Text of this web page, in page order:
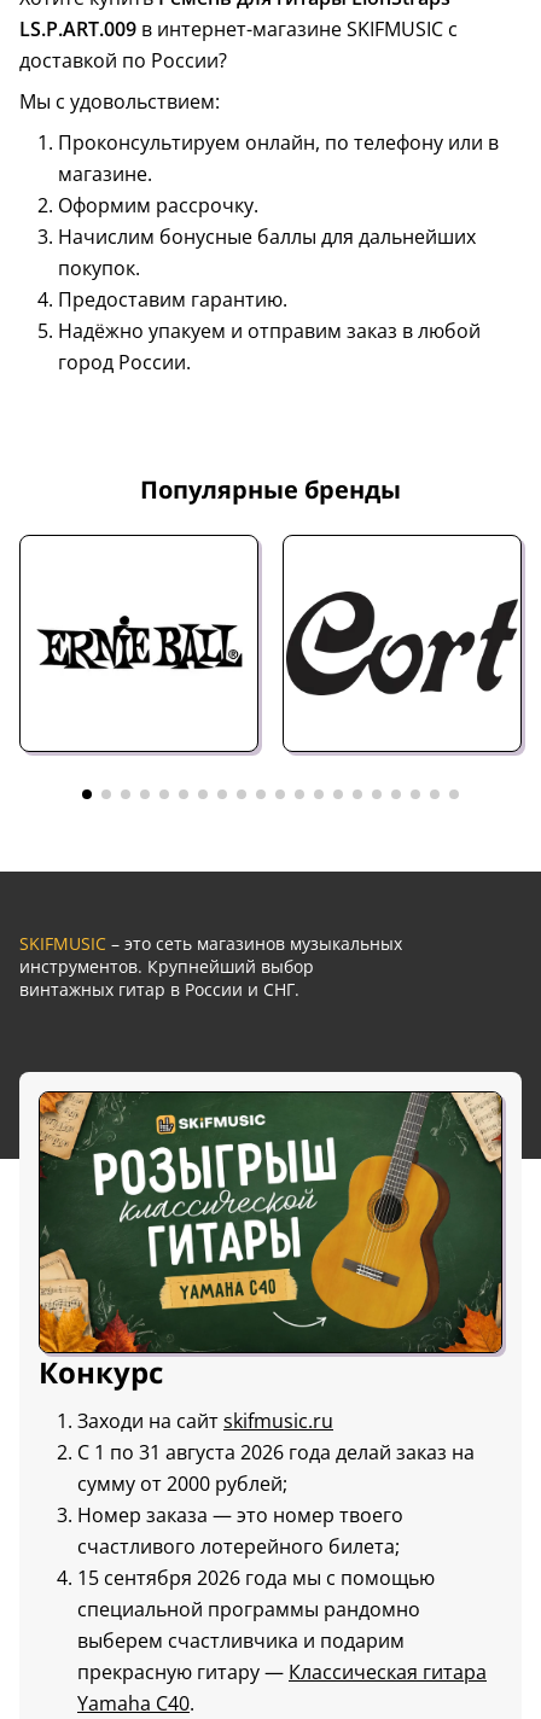
LS.P.ART.009 в интернет-магазине SKIFMUSIC с
доставкой по России?
Мы с удовольствием:
Проконсультируем онлайн, по телефону или в
магазине.
Оформим рассрочку.
Начислим бонусные баллы для дальнейших
покупок.
Предоставим гарантию.
Надёжно упакуем и отправим заказ в любой
город России.
Популярные бренды
SKIFMUSIC – это сеть магазинов музыкальных
инструментов. Крупнейший выбор
винтажных гитар в России и СНГ.
Конкурс
Заходи на сайтskifmusic.ru
С 1 по 31 августа 2026 года делай заказ на
сумму от 2000 рублей;
Номер заказа — это номер твоего
счастливого лотерейного билета;
15 сентября 2026 года мы с помощью
специальной программы рандомно
выберем счастливчика и подарим
прекрасную гитару — Классическая гитара
Yamaha C40.